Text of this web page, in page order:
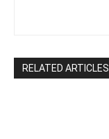
RELATED ARTICLES